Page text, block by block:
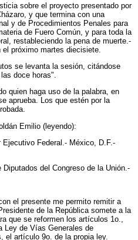
sobre el proyecto presentado por
y que termina con una
y de Procedimientos Penales para
de Fuero Común, y para toda la
restableciendo la pena de muerte.-
próximo martes diecisiete.
se levanta la sesión, citándose
doce horas".
quien haga uso de la palabra, en
aprueba. Los que estén por la
Emilio (leyendo):
Federal.- México, D.F.-
del Congreso de la Unión.-
el presente me permito remitir a
de la República somete a la
que se reformen los artículos 1o.,
Ley de Vías Generales de
el artículo 9o. de la propia ley.